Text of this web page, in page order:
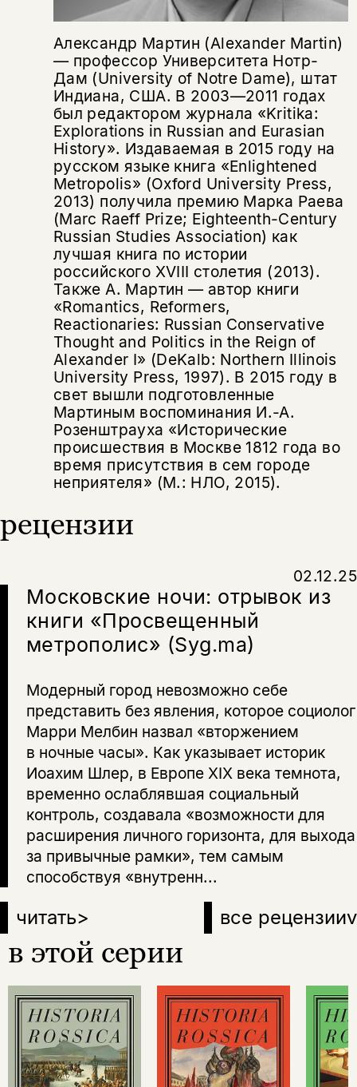
Александр Мартин (Alexander Martin)
― профессор Университета Нотр-
Дам (University of Notre Dame), штат
Индиана, США. В 2003—2011 годах
был редактором журнала «Kritika:
Explorations in Russian and Eurasian
History». Издаваемая в 2015 году на
русском языке книга «Enlightened
Metropolis» (Oxford University Press,
2013) получила премию Марка Раева
(Marc Raeff Prize; Eighteenth-Century
Russian Studies Association) как
лучшая книга по истории
российского XVIII столетия (2013).
Также А. Мартин ― автор книги
«Romantics, Reformers,
Reactionaries: Russian Conservative
Thought and Politics in the Reign of
Alexander I» (DeKalb: Northern Illinois
University Press, 1997). В 2015 году в
свет вышли подготовленные
Мартиным воспоминания И.-А.
Розенштрауха «Исторические
происшествия в Москве 1812 года во
время присутствия в сем городе
неприятеля» (М.: НЛО, 2015).
рецензии
Московские ночи: отрывок из
книги «Просвещенный
метрополис» (Syg.ma)
02.12.25
Модерный город невозможно себе
представить без явления, которое социолог
Марри Мелбин назвал «вторжением
в ночные часы». Как указывает историк
Иоахим Шлер, в Европе XIX века темнота,
временно ослаблявшая социальный
контроль, создавала «возможности для
расширения личного горизонта, для выхода
за привычные рамки», тем самым
способствуя «внутренн...
читать> все рецензииv
в этой серии